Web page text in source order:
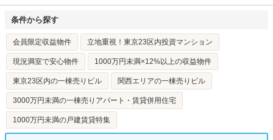
条件から探す
会員限定収益物件 立地重視！東京23区内投資マンション
現況満室で安心物件 1000万円未満×12%以上の収益物件
東京23区内の一棟売りビル 関西エリアの一棟売りビル
3000万円未満の一棟売りアパート・賃貸併用住宅
1000万円未満の戸建賃貸特集